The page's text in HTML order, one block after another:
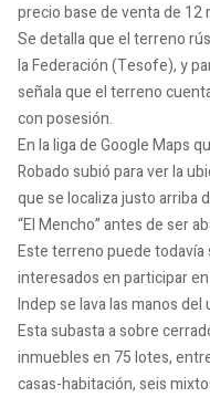
precio base de venta de 12
Se detalla que el terreno
la Federación (Tesofe), y
señala que el terreno
con posesión.
En la liga de Google Maps
Robado subió para ver la
que se localiza justo arriba
“El Mencho” antes de ser
Este terreno puede todavía
interesados en participar
Indep se lava las manos del
Esta subasta a sobre
inmuebles en 75 lotes,
casas-habitación, seis